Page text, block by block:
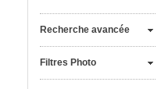
Recherche avancée
Filtres Photo